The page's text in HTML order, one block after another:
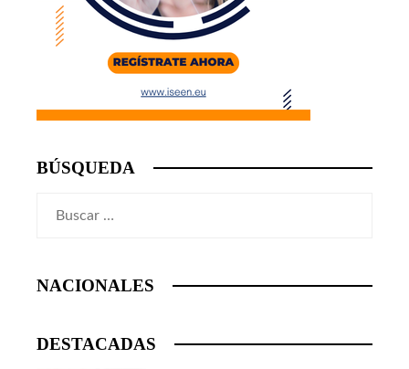
BÚSQUEDA
NACIONALES
DESTACADAS